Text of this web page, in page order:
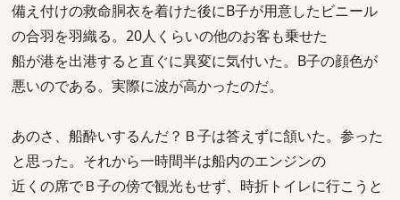
備え付けの救命胴衣を着けた後にB子が用意したビニール
の合羽を羽織る。20人くらいの他のお客も乗せた
船が港を出港すると直ぐに異変に気付いた。B子の顔色が
悪いのである。実際に波が高かったのだ。
あのさ、船酔いするんだ？Ｂ子は答えずに頷いた。参った
と思った。それから一時間半は船内のエンジンの
近くの席でＢ子の傍で観光もせず、時折トイレに行こうと